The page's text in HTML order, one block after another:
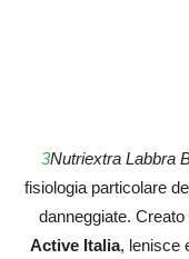
3Nutriextra Labbra
fisiologia particolare
danneggiate.
Active Italia, lenisce